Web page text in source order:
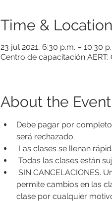
Time & Location
23 jul 2021, 6:30 p.m. – 10:30
Centro de capacitación AERT:
About the Event
Debe pagar por
será rechazado.
Las clases se llenan
Todas las clases están
permite cambios en las
clase por cualquier